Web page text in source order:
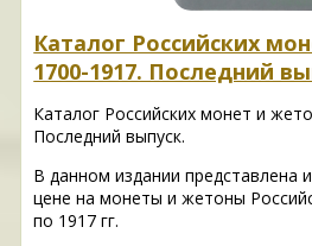
Каталог Российских
1700-1917. Последний
Каталог Российских монет и
Последний выпуск.
В данном издании представлена
цене на монеты и жетоны
по 1917 гг.